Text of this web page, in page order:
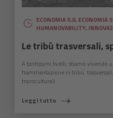
ECONOMIA 0.0, ECONOMIA
HUMANOVABILITY,
Le tribù trasversali,
A tantissimi livelli, stiamo vivendo
frammentazione in tribù:
transculturali.
Leggi tutto